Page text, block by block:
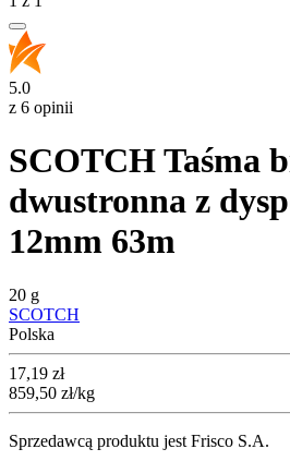
5.0
z 6 opinii
SCOTCH Taśma
dwustronna z
12mm 63m
20 g
SCOTCH
Polska
Cena
17,19 zł
859,50 zł/kg
Sprzedawcą produktu jest Frisco S.A.